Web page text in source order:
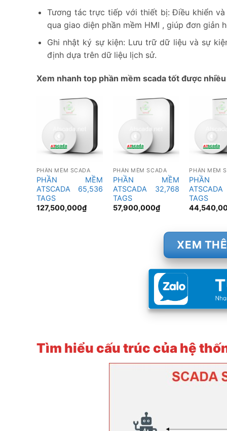
Tương tác trực tiếp với thiết bị: Điều khiển
qua giao diện phần mềm HMI , giúp đơn giản
Ghi nhật ký sự kiện: Lưu trữ dữ liệu và sự
định dựa trên dữ liệu lịch sử.
Xem nhanh top phần mềm scada tốt được
PHẦN MỀM SCADA
PHẦN MỀM
ATSCADA 65,536
TAGS
127,500,000₫
PHẦN MỀM SCADA
PHẦN MỀM
ATSCADA 32,768
TAGS
57,900,000₫
PHẦN MỀM
PHẦN
TAGS
XEM
Tìm hiểu cấu trúc của hệ